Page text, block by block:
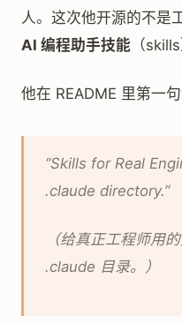
人。这次他开源的不是
AI 编程助手技能 （skills
他在 README 里第一句
“Skills for Real
.claude directory.”
（给真正工程师用
.claude 目录。）